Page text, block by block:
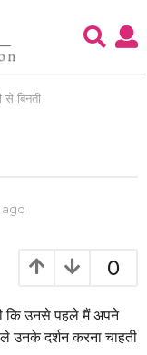
से बिनती
ago
a
a
g
o
0
कि उनसे पहले मैं अपने
उनके दर्शन करना चाहती